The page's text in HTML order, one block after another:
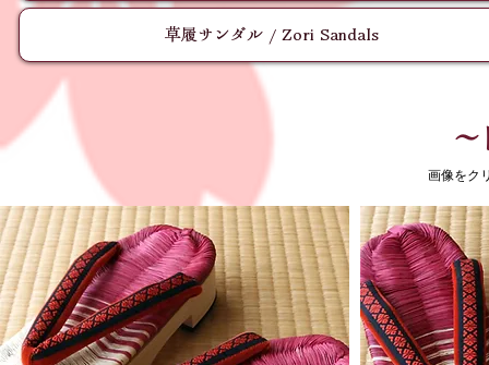
草履サンダル / Zori Sandals
～
画像をク